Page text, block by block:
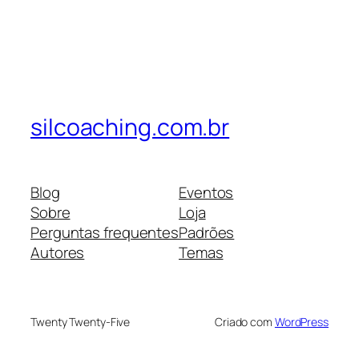
silcoaching.com.br
Blog
Sobre
Perguntas frequentes
Autores
Eventos
Loja
Padrões
Temas
Twenty Twenty-Five Criado com WordPress